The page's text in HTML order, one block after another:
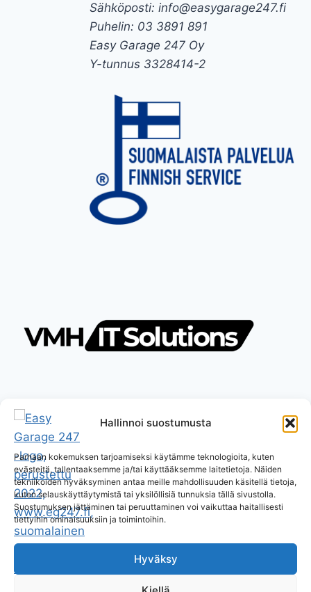
Hallinnoi suostumusta
Parhaan kokemuksen tarjoamiseksi käytämme teknologioita, kuten
evästeitä, tallentaaksemme ja/tai käyttääksemme laitetietoja. Näiden
tekniikoiden hyväksyminen antaa meille mahdollisuuden käsitellä tietoja,
kuten selauskäyttäytymistä tai yksilöllisiä tunnuksia tällä sivustolla.
Suostumuksen jättäminen tai peruuttaminen voi vaikuttaa haitallisesti
tiettyihin ominaisuuksiin ja toimintoihin.
Hyväksy
Sähköposti: info@easygarage247.fi
Puhelin: 03 3891 891
Easy Garage 247 Oy
Y-tunnus 3328414-2